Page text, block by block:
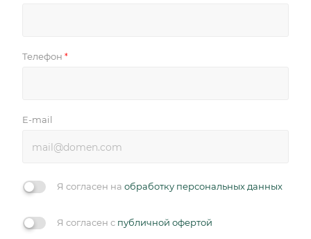
Телефон *
E-mail
Я согласен на обработку персональных данных
Я согласен с публичной офертой